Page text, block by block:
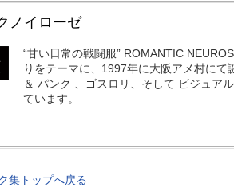
ノイローゼ
“甘い日常の戦闘服” ROMANTIC
りをテーマに、1997年に大阪アメ村に
＆ パンク 、ゴスロリ、そして ビジュア
ています。
集トップへ戻る